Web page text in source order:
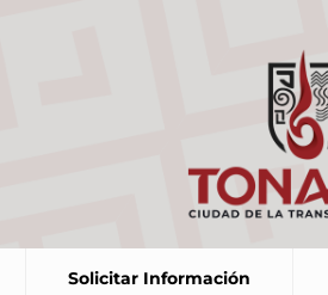
Solicitar Información